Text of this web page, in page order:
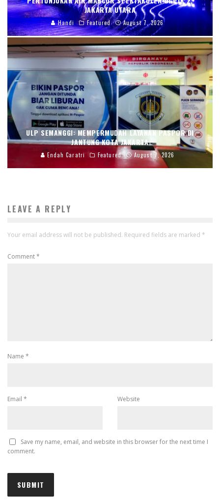
JAKARTA UTARA
Handi Featured August 7, 2026
ULP SEMANGGI: MEMPERMUDAH LAYANAN PASPOR DI
JANTUNG KOTA JAKARTA
Endah Caratri Featured August 7, 2026
LEAVE A REPLY
Your email address will not be published. Required fields are marked *
Comment*
Name *
Email * Website
Save my name, email, and website in this browser for the next time I
comment.